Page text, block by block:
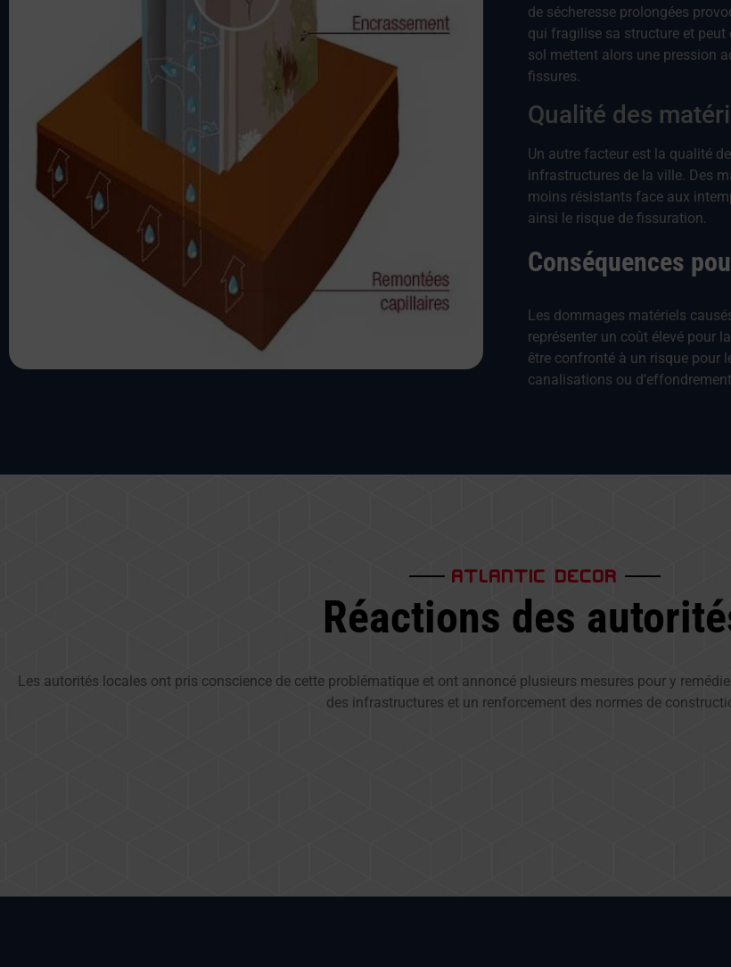
de sécheresse prolongées
qui fragilise sa structure et
sol mettent alors une pression
fissures.
Qualité des
Un autre facteur est la qualité
infrastructures de la ville. Des
moins résistants face aux
ainsi le risque de fissuration.
Conséquences
Les dommages matériels
représenter un coût élevé pour
être confronté à un risque pour
canalisations ou
ATLANTIC DECOR
Réactions des
Les autorités locales ont pris conscience de cette problématique et ont annoncé plusieurs mesures pour y
des infrastructures et un renforcement des normes de